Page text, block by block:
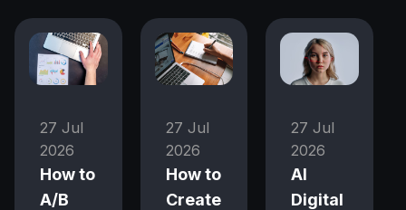
27 Jul
2026
How to
A/B
27 Jul
2026
How to
Create
27 Jul
2026
AI
Digital